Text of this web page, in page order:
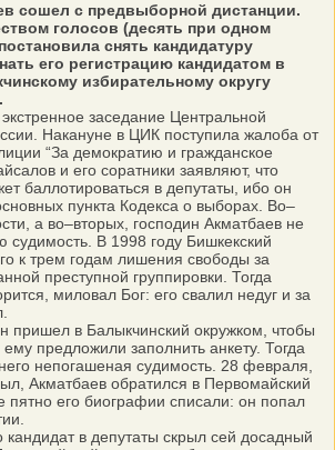
сошел с предвыборной дистанции.
голосов (десять при одном
снять кандидатуру
его регистрацию кандидатом в
избирательному округу
заседание Центральной
Накануне в ЦИК поступила жалоба от
“За демократию и гражданское
и его соратники заявляют, что
баллотироваться в депутаты, ибо он
пункта Кодекса о выборах. Во–
а во–вторых, господин Акматбаев не
судимость. В 1998 году Бишкекский
к трем годам лишения свободы за
преступной группировки. Тогда
миловал Бог: его свалил недуг и за
пришел в Балыкчинский окружком, чтобы
ему предложили заполнить анкету. Тогда
непогашеная судимость. 28 февраля,
Акматбаев обратился в Первомайский
пятно его биографии списали: он попал
в депутаты скрыл сей досадный